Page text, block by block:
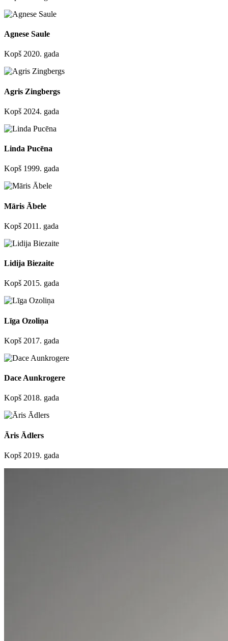
Agnese Saule
Kopš 2020. gada
Agris Zingbergs
Kopš 2024. gada
Linda Pucēna
Kopš 1999. gada
Māris Ābele
Kopš 2011. gada
Lidija Biezaite
Kopš 2015. gada
Līga Ozoliņa
Kopš 2017. gada
Dace Aunkrogere
Kopš 2018. gada
Āris Ādlers
Kopš 2019. gada